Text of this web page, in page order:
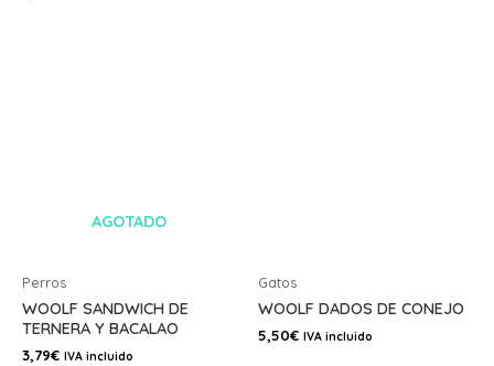
AGOTADO
Perros
WOOLF SANDWICH DE
TERNERA Y BACALAO
3,79€ IVA incluido
Gatos
WOOLF DADOS DE CONEJO
5,50€ IVA incluido